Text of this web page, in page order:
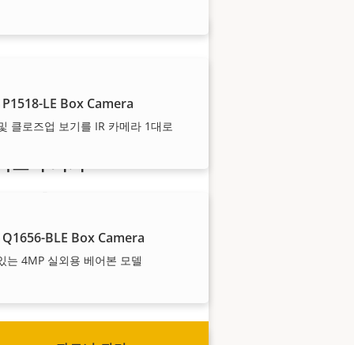
P1518-LE Box Camera
클로즈업 보기를 IR 카메라 1대로
Q1656-BLE Box Camera
는 4MP 실외용 베어본 모델
트너 되기
거의 모든 국가에 파트너를 두고
습니다. 이 중 하나가 되는 방법